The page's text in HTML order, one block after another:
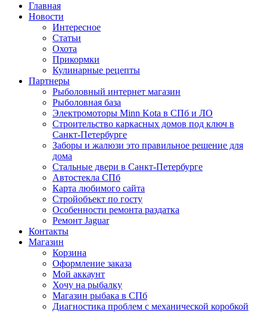
Главная
Новости
Интересное
Статьи
Охота
Прикормки
Кулинарные рецепты
Партнеры
Рыболовный интернет магазин
Рыболовная база
Электромоторы Minn Kota в СПб и ЛО
Строительство каркасных домов под ключ в
Санкт-Петербурге
Заборы и жалюзи это правильное решение для
дома
Стальные двери в Санкт-Петербурге
Автостекла СПб
Карта любимого сайта
Стройобъект по госту
Особенности ремонта раздатка
Ремонт Jaguar
Контакты
Магазин
Корзина
Оформление заказа
Мой аккаунт
Хочу на рыбалку
Магазин рыбака в СПб
Диагностика проблем с механической коробкой